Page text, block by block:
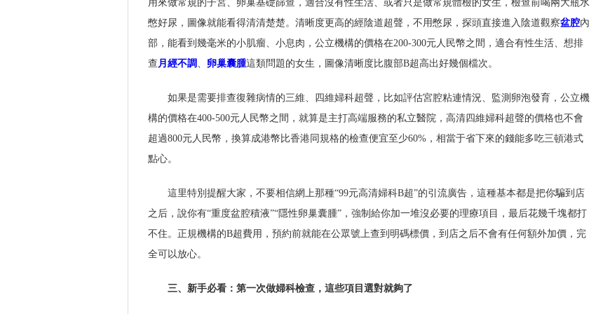
用來做常規的子宮、卵巢基礎篩查，適合沒有性生活、或者只是做常規體檢的女生，檢查前喝兩大瓶水
憋好尿，圖像就能看得清清楚楚。清晰度更高的經陰道超聲，不用憋尿，探頭直接進入陰道觀察盆腔內
部，能看到幾毫米的小肌瘤、小息肉，公立機構的價格在200-300元人民幣之間，適合有性生活、想排
查 月經不調、 卵巢囊腫這類問題的女生，圖像清晰度比腹部B超高出好幾個檔次。
如果是需要排查復雜病情的三維、四維婦科超聲，比如評估宮腔粘連情況、監測卵泡發育，公立機
構的價格在400-500元人民幣之間，就算是主打高端服務的私立醫院，高清四維婦科超聲的價格也不會
超過800元人民幣，換算成港幣比香港同規格的檢查便宜至少60%，相當于省下來的錢能多吃三頓港式
點心。
這里特別提醒大家，不要相信網上那種“99元高清婦科B超”的引流廣告，這種基本都是把你騙到店
之后，說你有“重度盆腔積液”“隱性卵巢囊腫”，強制給你加一堆沒必要的理療項目，最后花幾千塊都打
不住。正規機構的B超費用，預約前就能在公眾號上查到明碼標價，到店之后不會有任何額外加價，完
全可以放心。
三、新手必看：第一次做婦科檢查，這些項目選對就夠了